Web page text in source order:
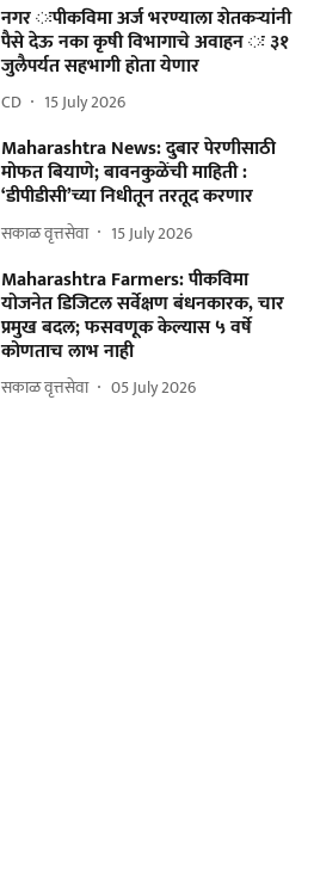
नगर ःपीकविमा अर्ज भरण्याला शेतकऱ्यांनी
पैसे देऊ नका कृषी विभागाचे अवाहन ः ३१
जुलैपर्यत सहभागी होता येणार
CD 15 July 2026
Maharashtra News: दुबार पेरणीसाठी
मोफत बियाणे; बावनकुळेंची माहिती :
‘डीपीडीसी’च्या निधीतून तरतूद करणार
सकाळ वृत्तसेवा 15 July 2026
Maharashtra Farmers: पीकविमा
योजनेत डिजिटल सर्वेक्षण बंधनकारक, चार
प्रमुख बदल; फसवणूक केल्यास ५ वर्षे
कोणताच लाभ नाही
सकाळ वृत्तसेवा 05 July 2026